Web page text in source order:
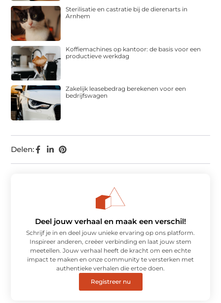
Delen:
Sterilisatie en castratie bij de dierenarts in
Arnhem
Koffiemachines op kantoor: de basis voor een
productieve werkdag
Zakelijk leasebedrag berekenen voor een
bedrijfswagen
Deel jouw verhaal en maak een verschil!
Schrijf je in en deel jouw unieke ervaring op ons platform.
Inspireer anderen, creëer verbinding en laat jouw stem
meetellen. Jouw verhaal heeft de kracht om een echte
impact te maken en onze community te versterken met
authentieke verhalen die ertoe doen.
Registreer nu